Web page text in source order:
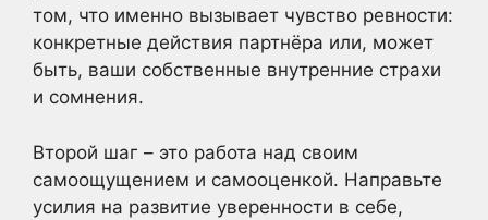
том, что именно вызывает чувство ревности:
конкретные действия партнёра или, может
быть, ваши собственные внутренние страхи
и сомнения.
Второй шаг – это работа над своим
самоощущением и самооценкой. Направьте
усилия на развитие уверенности в себе,